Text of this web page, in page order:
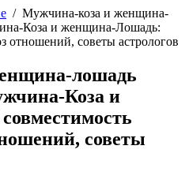
/ Мужчина-коза и женщина-
Коза и женщина-Лошадь:
отношений, советы астрологов
лошадь
Коза и
советы